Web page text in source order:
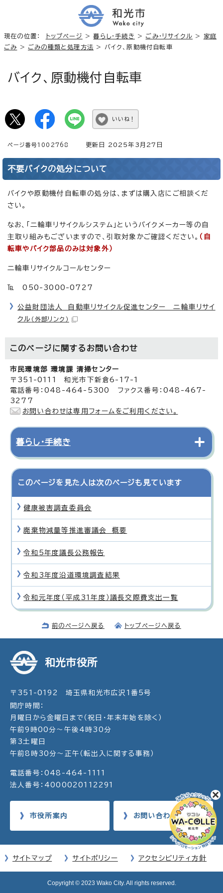
現在の位置： トップページ >暮らし・手続き > ごみ・リサイクル >
家庭
ごみ > ごみの種類と処理方法 > バイク、原動機付自転車
バイク、原動機付自転車
いいね！
ページ番号1002768 更新日 2025年3月27日
不要バイクの処分について
バイクや原動機付自転車の処分は、まずは購入店にご相談くだ
さい。
なお、「二輪車リサイクルシステム」というバイクメーカー等の自
主取り組みもございますので、引取対象かご確認ください。 （自
転車やバイク部品のみは対象外）
二輪車リサイクルコールセンター
℡ 050-3000-0727
公益財団法人 自動車リサイクル促進センター 二輪車リサイ
クル （外部リンク）
このページに関する お問い合わせ
市民環境部 環境課 清掃センター
〒351-0111 和光市下新倉6-17-1
電話番号：048-464-5300 ファクス番号：048-467-
3277
お問い合わせは専用フォームをご利用ください。
暮らし・手続き
このページを見た人は次のページも見ています
健康被害調査委員会
廃棄物減量等推進審議会 概要
令和5年度議長公務報告
令和3年度沿道環境調査結果
令和元年度（平成31年度）議長交際費支出一覧
前のページへ戻る トップページへ戻る
和光市役所
〒351-0192 埼玉県和光市広沢1番5号
開庁時間：
月曜日から金曜日まで（祝日・年末年始を除く）
午前9時00分～午後4時30分
第3土曜日
午前8時30分～正午（転出入に関する事務）
電話番号：048-464-1111
法人番号：4000020112291
市役所案内 お問い合わせ
サイトマップ サイトポリシー アクセシビリティ方針
Copyright © 2023 Wako City. All rights reserved.